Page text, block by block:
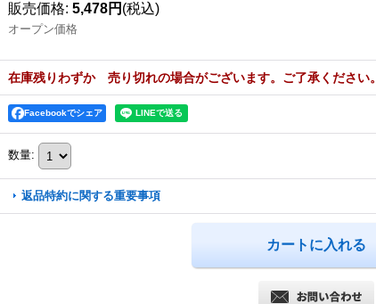
販売価格: 5,478円 (税込)
オープン価格
在庫残りわずか 売り切れの場合がございます。ご了承ください。
Facebookでシェア
数量:
返品特約に関する重要事項